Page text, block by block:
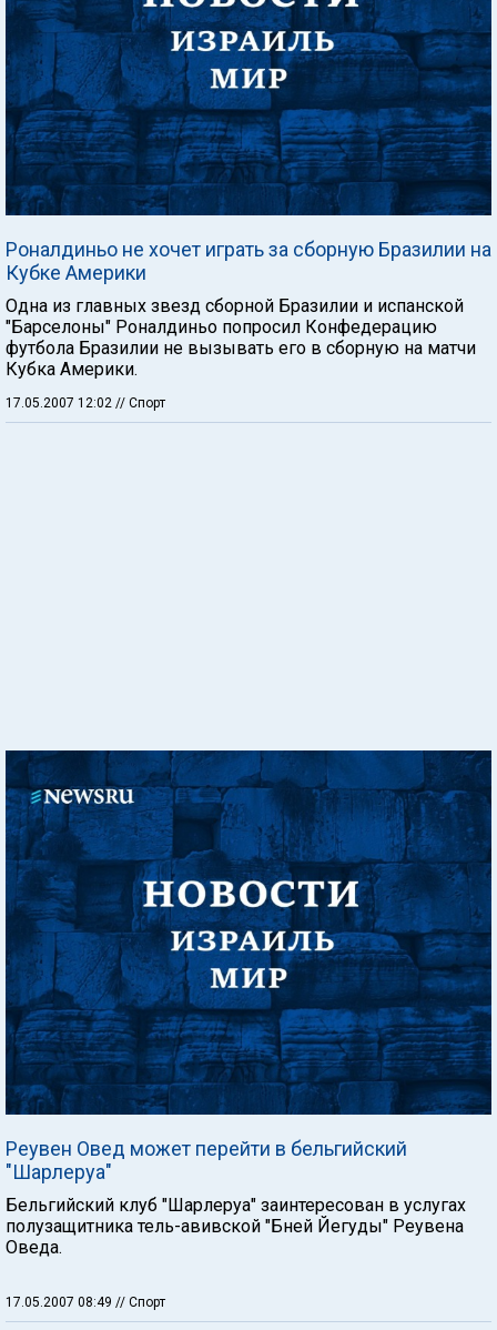
Роналдиньо не хочет играть за сборную Бразилии на
Кубке Америки
Одна из главных звезд сборной Бразилии и испанской
"Барселоны" Роналдиньо попросил Конфедерацию
футбола Бразилии не вызывать его в сборную на матчи
Кубка Америки.
17.05.2007 12:02 // Спорт
Реувен Овед может перейти в бельгийский
"Шарлеруа"
Бельгийский клуб "Шарлеруа" заинтересован в услугах
полузащитника тель-авивской "Бней Йегуды" Реувена
Оведа.
17.05.2007 08:49 // Спорт